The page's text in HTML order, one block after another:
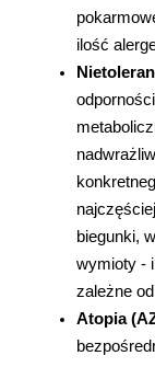
ilość
biegunki,
wymioty -
zależne
Atopia